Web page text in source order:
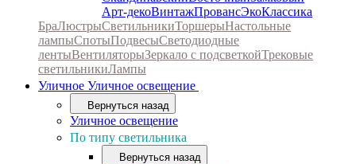
Арт-декоВинтажПровансЭкоКлассика
БраЛюстрыСветильникиТоршерыНастольные
лампыСпотыПодвесыСветодиодные
лентыВентиляторыЗеркало с подсветкойТрековые
светильникиЛампы
Уличное Уличное освещение
Вернуться назад
Уличное освещение
По типу светильника
Вернуться назад